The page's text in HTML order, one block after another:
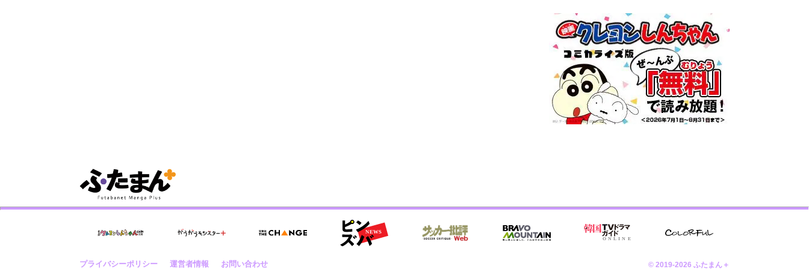
プライバシーポリシー 運営者情報 お問い合わせ © 2019-2026 ふたまん＋